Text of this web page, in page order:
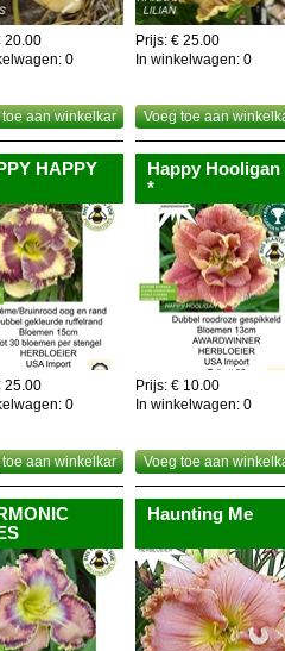
eetbaar,dus als je ze beu bent eet je
20.00
0
aan winkelkar
Prijs: € 25.00
In winkelwagen: 0
Voeg toe aan
HAPPY
25.00
0
aan winkelkar
Happy Hooligan
*
Prijs: € 10.00
In winkelwagen: 0
Voeg toe aan
Haunting Me